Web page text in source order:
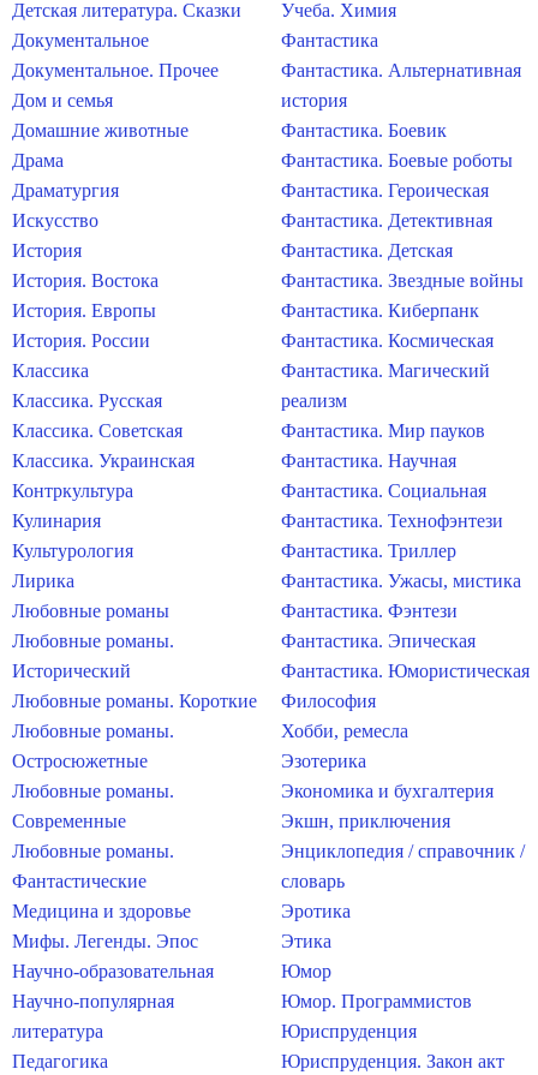
Детская литература. Сказки
Документальное
Документальное. Прочее
Дом и семья
Домашние животные
Драма
Драматургия
Искусство
История
История. Востока
История. Европы
История. России
Классика
Классика. Русская
Классика. Советская
Классика. Украинская
Контркультура
Кулинария
Культурология
Лирика
Любовные романы
Любовные романы.
Исторический
Любовные романы. Короткие
Любовные романы.
Остросюжетные
Любовные романы.
Современные
Любовные романы.
Фантастические
Медицина и здоровье
Мифы. Легенды. Эпос
Научно-образовательная
Научно-популярная
литература
Педагогика
Учеба. Химия
Фантастика
Фантастика. Альтернативная
история
Фантастика. Боевик
Фантастика. Боевые роботы
Фантастика. Героическая
Фантастика. Детективная
Фантастика. Детская
Фантастика. Звездные войны
Фантастика. Киберпанк
Фантастика. Космическая
Фантастика. Магический
реализм
Фантастика. Мир пауков
Фантастика. Научная
Фантастика. Социальная
Фантастика. Технофэнтези
Фантастика. Триллер
Фантастика. Ужасы, мистика
Фантастика. Фэнтези
Фантастика. Эпическая
Фантастика. Юмористическая
Философия
Хобби, ремесла
Эзотерика
Экономика и бухгалтерия
Экшн, приключения
Энциклопедия / справочник /
словарь
Эротика
Этика
Юмор
Юмор. Программистов
Юриспруденция
Юриспруденция. Закон акт